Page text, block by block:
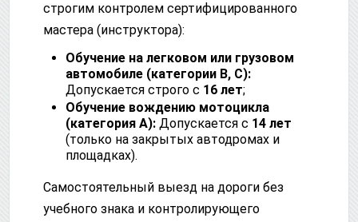
строгим контролем сертифицированного
мастера (инструктора):
Обучение на легковом или грузовом
автомобиле (категории B, C):
Допускается строго с 16 лет;
Обучение вождению мотоцикла
(категория А): Допускается с 14 лет
(только на закрытых автодромах и
площадках).
Самостоятельный выезд на дороги без
учебного знака и контролирующего